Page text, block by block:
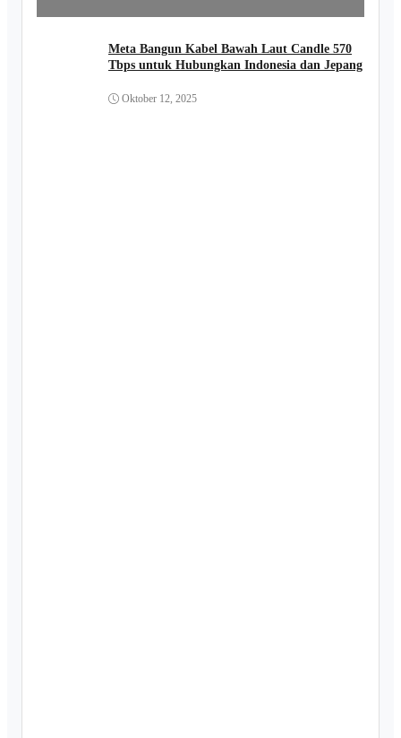
Meta Bangun Kabel Bawah Laut Candle 570
Tbps untuk Hubungkan Indonesia dan Jepang
Oktober 12, 2025